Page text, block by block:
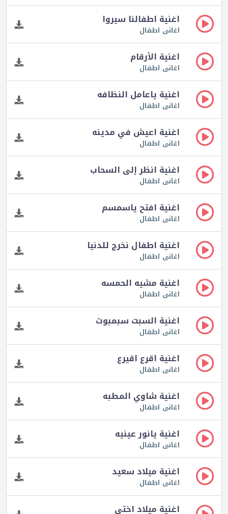
اغنية اطفالنا سيروا
اغانى اطفال
اغنية الأرقام
اغانى اطفال
اغنية ياعامل النظافه
اغانى اطفال
اغنية اعيش في مدينه
اغانى اطفال
اغنية انظر إلى السحاب
اغانى اطفال
اغنية افتح ياسمسم
اغانى اطفال
اغنية اطفال نخرج للدنيا
اغانى اطفال
اغنية مشيه الحمسه
اغانى اطفال
اغنية السبت سبمبوت
اغانى اطفال
اغنية اقرع اقيرع
اغانى اطفال
اغنية شاوي المطبه
اغانى اطفال
اغنية يانور عينيه
اغانى اطفال
اغنية ميلاد سعيد
اغانى اطفال
اغنية ميلاد اختي